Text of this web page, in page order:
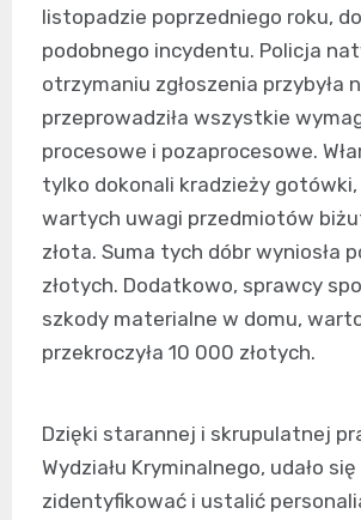
listopadzie poprzedniego roku,
podobnego incydentu. Policja
otrzymaniu zgłoszenia przybyła
przeprowadziła wszystkie
procesowe i pozaprocesowe.
tylko dokonali kradzieży
wartych uwagi przedmiotów
złota. Suma tych dóbr wyniosła
złotych. Dodatkowo, sprawcy
szkody materialne w domu,
przekroczyła 10 000 złotych.
Dzięki starannej i skrupulatnej
Wydziału Kryminalnego, udało się
zidentyfikować i ustalić